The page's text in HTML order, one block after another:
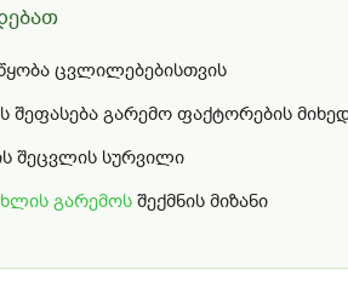
ცვლილებებისთვის
შეფასება გარემო ფაქტორების
შეცვლის სურვილი
გარემოს შექმნის მიზანი